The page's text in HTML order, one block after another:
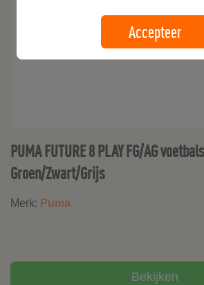
PUMA FUTURE 8 PLAY FG/AG
Groen/Zwart/Grijs
Merk: Puma
Bekijken
Accepteer